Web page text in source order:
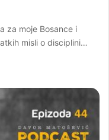
za moje Bosance i
misli o disciplini…